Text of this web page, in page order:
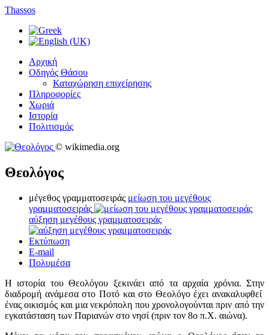
Thassos
Αρχική
Οδηγός Θάσου
Καταχώρηση επιχείρησης
Πληροφορίες
Χωριά
Ιστορία
Πολιτισμός
© wikimedia.org
Θεολόγος
μέγεθος γραμματοσειράς μείωση του μεγέθους
γραμματοσειράς
αύξηση μεγέθους γραμματοσειράς
Εκτύπωση
E-mail
Πολυμέσα
Η ιστορία του Θεολόγου ξεκινάει από τα αρχαία χρόνια. Στην
διαδρομή ανάμεσα στο Ποτό και στο Θεολόγο έχει ανακαλυφθεί
ένας οικισμός και μια νεκρόπολη που χρονολογούνται πριν από την
εγκατάσταση των Παριανών στο νησί (πριν τον 8o π.Χ. αιώνα).